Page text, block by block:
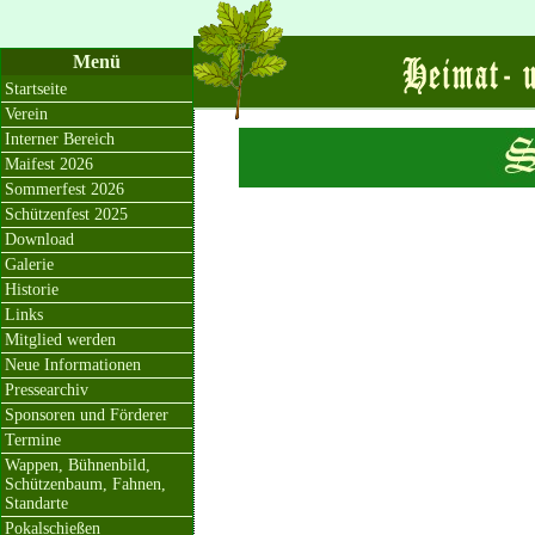
Menü
Startseite
Verein
Interner Bereich
Maifest 2026
Sommerfest 2026
Schützenfest 2025
Download
Galerie
Historie
Links
Mitglied werden
Neue Informationen
Pressearchiv
Sponsoren und Förderer
Termine
Wappen, Bühnenbild,
Schützenbaum, Fahnen,
Standarte
Pokalschießen